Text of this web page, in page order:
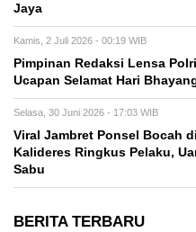
Jaya
Kamis, 2 Juli 2026 - 00:19 WIB
Pimpinan Redaksi Lensa
Ucapan Selamat Hari
Selasa, 30 Juni 2026 - 17:03 WIB
Viral Jambret Ponsel Bocah
Kalideres Ringkus Pelaku,
Sabu
BERITA TERBARU